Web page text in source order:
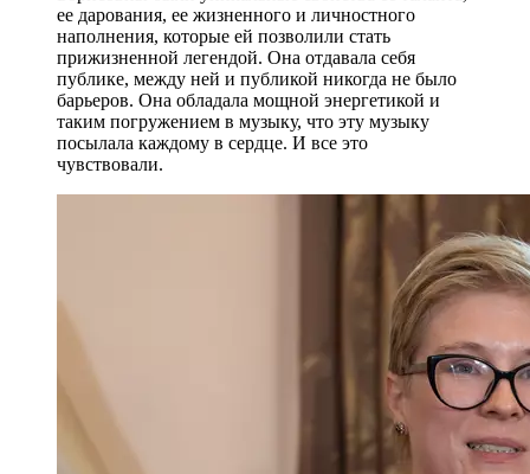
ее дарования, ее жизненного и личностного
наполнения, которые ей позволили стать
прижизненной легендой. Она отдавала себя
публике, между ней и публикой никогда не было
барьеров. Она обладала мощной энергетикой и
таким погружением в музыку, что эту музыку
посылала каждому в сердце. И все это
чувствовали.